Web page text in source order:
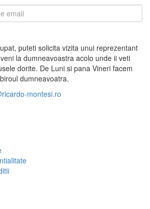
puteti solicita vizita unui reprezentant
la dumneavoastra acolo unde ii veti
dorite. De Luni si pana Vineri facem
dumneavoatra.
montesi.ro